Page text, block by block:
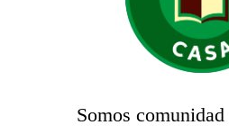
Somos